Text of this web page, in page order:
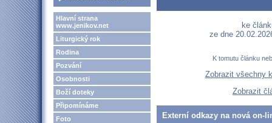
Hlavní strana
www.jenikov.net
Liturgický rok
Rodina
Pozvání
Osobnosti
Boží doteky
Připomínáme
Foto
ke
ze dne
K tomutu článku
Zobrazit všechny
Zobrazit
Externí odkazy na nová on-